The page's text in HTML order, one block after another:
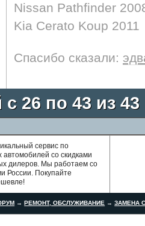
Nissan Pathfinder
Kia Cerato Koup 2011
Спасибо сказали:
26 по 43 из 43
сервис по
со скидками
дилеров. Мы работаем со
России. Покупайте
→РЕМОНТ, ОБСЛУЖИВАНИЕ →ЗАМЕНА